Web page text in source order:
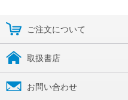
ご注文について
取扱書店
お問い合わせ